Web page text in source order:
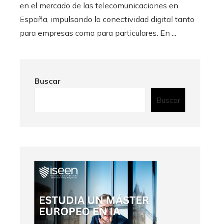
en el mercado de las telecomunicaciones en
España, impulsando la conectividad digital tanto
para empresas como para particulares. En ...
Buscar
Buscar